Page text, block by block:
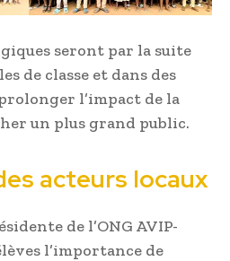
seront par la suite
de classe et dans des
l’impact de la
un plus grand public.
acteurs locaux
de l’ONG AVIP-
l’importance de